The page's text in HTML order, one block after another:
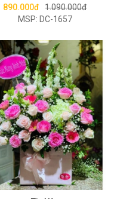
890.000đ 1.090.000đ
MSP: DC-1657
Mua ngay